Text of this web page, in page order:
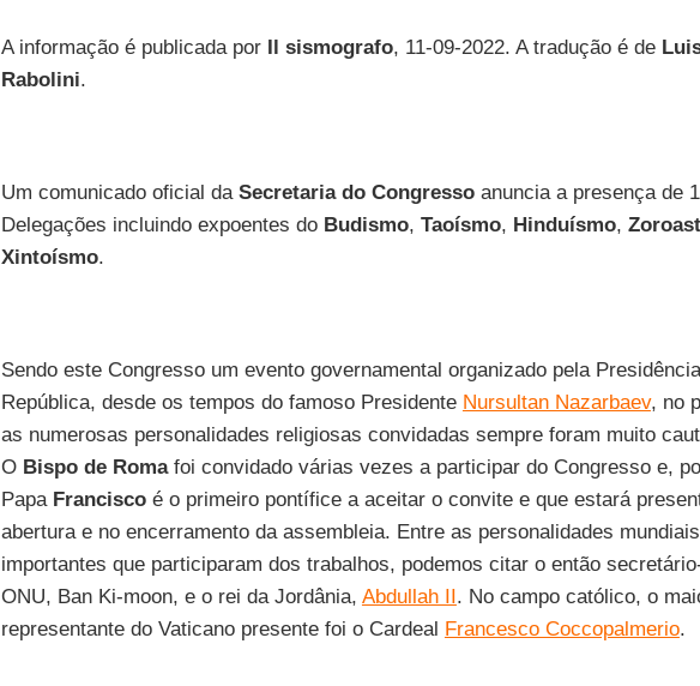
A informação é publicada por Il sismografo, 11-09-2022. A tradução é de
Rabolini.
Um comunicado oficial da Secretaria do Congressoanuncia a presença de
Delegações incluindo expoentes do Budismo, Taoísmo, Hinduísmo,
Xintoísmo.
Sendo este Congresso um evento governamental organizado pela
República, desde os tempos do famoso Presidente Nursultan Nazarbaev, no
as numerosas personalidades religiosas convidadas sempre foram muito
O Bispo de Romafoi convidado várias vezes a participar do Congresso e,
Papa Franciscoé o primeiro pontífice a aceitar o convite e que estará
abertura e no encerramento da assembleia. Entre as personalidades
importantes que participaram dos trabalhos, podemos citar o então
ONU, Ban Ki-moon, e o rei da Jordânia, Abdullah II. No campo católico, o
representante do Vaticano presente foi o Cardeal Francesco Coccopalmerio.